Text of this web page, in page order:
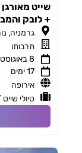
שייט
+ לובק
גרמניה,
תרבותו
8 באוגוסט, 2026
17 ימים
אירופה
טיולי